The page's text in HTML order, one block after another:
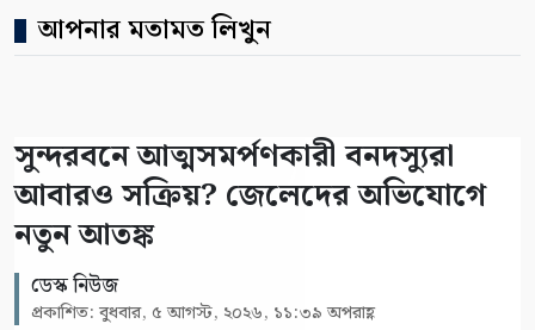
আপনার মতামত লিখুন
সুন্দরবনে আত্মসমর্পণকারী বনদস্যুরা
আবারও সক্রিয়? জেলেদের অভিযোগে
নতুন আতঙ্ক
ডেস্ক নিউজ
প্রকাশিত: বুধবার, ৫ আগস্ট, ২০২৬, ১১:৩৯ অপরাহ্ণ